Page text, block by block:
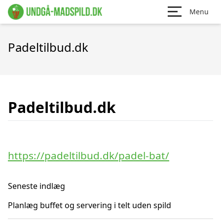
Menu
Padeltilbud.dk
Padeltilbud.dk
https://padeltilbud.dk/padel-bat/
Seneste indlæg
Planlæg buffet og servering i telt uden spild